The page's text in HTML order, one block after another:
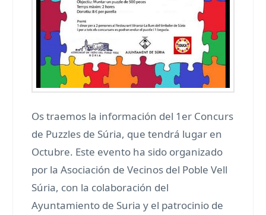
Os traemos la información del 1er Concurs
de Puzzles de Súria, que tendrá lugar en
Octubre. Este evento ha sido organizado
por la Asociación de Vecinos del Poble Vell
Súria, con la colaboración del
Ayuntamiento de Suria y el patrocinio de